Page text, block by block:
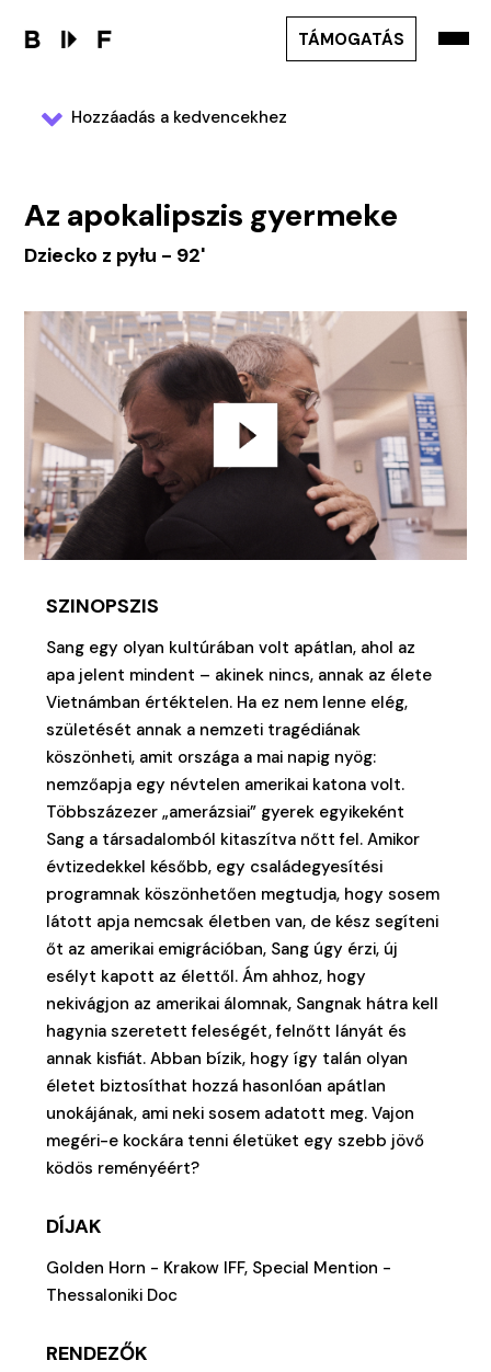
TÁMOGATÁS
Hozzáadás a kedvencekhez
Az apokalipszis gyermeke
Dziecko z pyłu - 92'
SZINOPSZIS
Sang egy olyan kultúrában volt apátlan, ahol az
apa jelent mindent – akinek nincs, annak az élete
Vietnámban értéktelen. Ha ez nem lenne elég,
születését annak a nemzeti tragédiának
köszönheti, amit országa a mai napig nyög:
nemzőapja egy névtelen amerikai katona volt.
Többszázezer „amerázsiai” gyerek egyikeként
Sang a társadalomból kitaszítva nőtt fel. Amikor
évtizedekkel később, egy családegyesítési
programnak köszönhetően megtudja, hogy sosem
látott apja nemcsak életben van, de kész segíteni
őt az amerikai emigrációban, Sang úgy érzi, új
esélyt kapott az élettől. Ám ahhoz, hogy
nekivágjon az amerikai álomnak, Sangnak hátra kell
hagynia szeretett feleségét, felnőtt lányát és
annak kisfiát. Abban bízik, hogy így talán olyan
életet biztosíthat hozzá hasonlóan apátlan
unokájának, ami neki sosem adatott meg. Vajon
megéri-e kockára tenni életüket egy szebb jövő
ködös reményéért?
DÍJAK
Golden Horn - Krakow IFF, Special Mention -
Thessaloniki Doc
RENDEZŐK